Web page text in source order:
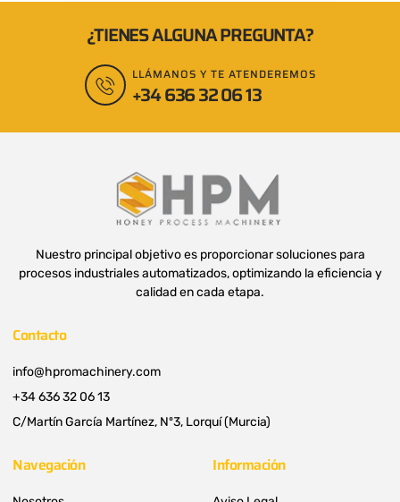
¿TIENES ALGUNA PREGUNTA?
LLÁMANOS Y TE ATENDEREMOS
+34 636 32 06 13
Nuestro principal objetivo es proporcionar soluciones para
procesos industriales automatizados, optimizando la eficiencia y
calidad en cada etapa.
Contacto
info@hpromachinery.com
+34 636 32 06 13
C/Martín García Martínez, Nº3, Lorquí (Murcia)
Navegación Información